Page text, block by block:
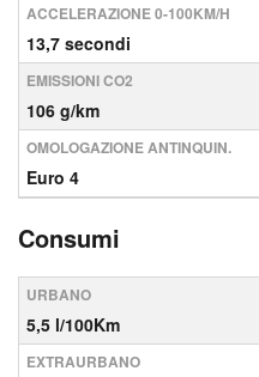
ACCELERAZIONE 0-100KM/H
13,7 secondi
EMISSIONI CO2
106 g/km
OMOLOGAZIONE ANTINQUIN.
Euro 4
Consumi
URBANO
5,5 l/100Km
EXTRAURBANO